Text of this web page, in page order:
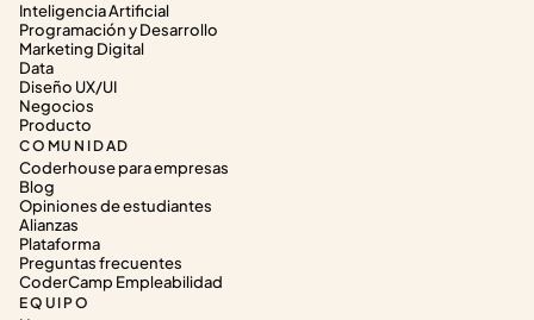
Inteligencia Artificial
Programación y Desarrollo
Marketing Digital
Data
Diseño UX/UI
Negocios
Producto
COMUNIDAD
Coderhouse para empresas
Blog
Opiniones de estudiantes
Alianzas
Plataforma
Preguntas frecuentes
CoderCamp Empleabilidad
EQUIPO